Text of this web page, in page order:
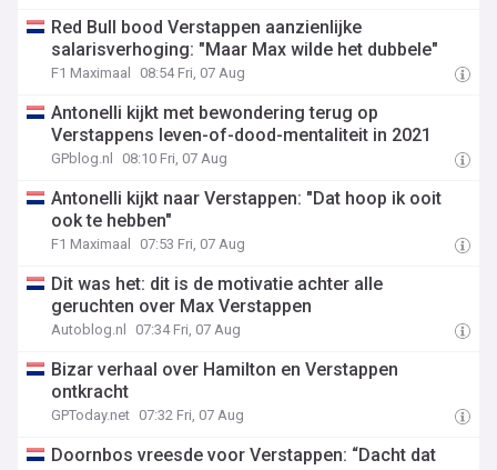
Red Bull bood Verstappen aanzienlijke
salarisverhoging: "Maar Max wilde het dubbele"
F1 Maximaal 08:54 Fri, 07 Aug
Antonelli kijkt met bewondering terug op
Verstappens leven-of-dood-mentaliteit in 2021
GPblog.nl 08:10 Fri, 07 Aug
Antonelli kijkt naar Verstappen: "Dat hoop ik ooit
ook te hebben"
F1 Maximaal 07:53 Fri, 07 Aug
Dit was het: dit is de motivatie achter alle
geruchten over Max Verstappen
Autoblog.nl 07:34 Fri, 07 Aug
Bizar verhaal over Hamilton en Verstappen
ontkracht
GPToday.net 07:32 Fri, 07 Aug
Doornbos vreesde voor Verstappen: “Dacht dat